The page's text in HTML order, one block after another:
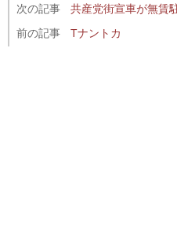
次の記事
共産党街宣車が無賃
前の記事
Tナントカ